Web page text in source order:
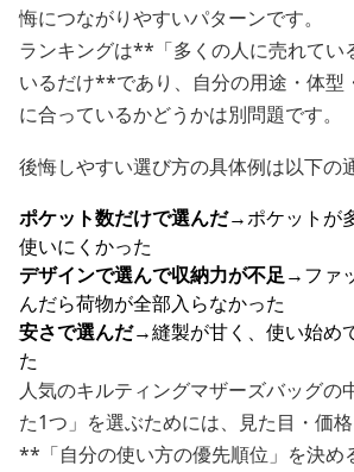
悔につながりやすいパターンです。
ランキングは**「多くの人に売れてい
いるだけ**であり、自分の用途・体型
に合っているかどうかは別問題です。
後悔しやすい選び方の具体例は以下の
ポケット数だけで選んだ→ポケットが
使いにくかった
デザインで選んで収納力が不足→ファ
んだら荷物が全部入らなかった
安さで選んだ→縫製が甘く、使い始め
た
人気のキルティングマザーズバッグの
た1つ」を選ぶためには、見た目・価
**「自分の使い方の優先順位」を決め